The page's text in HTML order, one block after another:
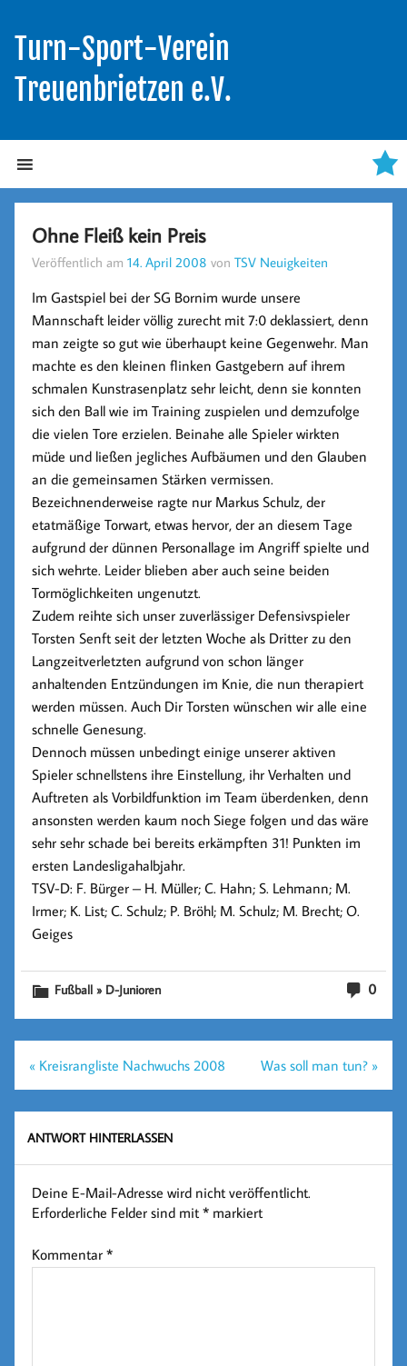
Turn-Sport-Verein
Treuenbrietzen e.V.
Ohne Fleiß kein Preis
Veröffentlich am14. April 2008 vonTSV Neuigkeiten
Im Gastspiel bei der SG Bornim wurde unsere
Mannschaft leider völlig zurecht mit 7:0 deklassiert, denn
man zeigte so gut wie überhaupt keine Gegenwehr. Man
machte es den kleinen flinken Gastgebern auf ihrem
schmalen Kunstrasenplatz sehr leicht, denn sie konnten
sich den Ball wie im Training zuspielen und demzufolge
die vielen Tore erzielen. Beinahe alle Spieler wirkten
müde und ließen jegliches Aufbäumen und den Glauben
an die gemeinsamen Stärken vermissen.
Bezeichnenderweise ragte nur Markus Schulz, der
etatmäßige Torwart, etwas hervor, der an diesem Tage
aufgrund der dünnen Personallage im Angriff spielte und
sich wehrte. Leider blieben aber auch seine beiden
Tormöglichkeiten ungenutzt.
Zudem reihte sich unser zuverlässiger Defensivspieler
Torsten Senft seit der letzten Woche als Dritter zu den
Langzeitverletzten aufgrund von schon länger
anhaltenden Entzündungen im Knie, die nun therapiert
werden müssen. Auch Dir Torsten wünschen wir alle eine
schnelle Genesung.
Dennoch müssen unbedingt einige unserer aktiven
Spieler schnellstens ihre Einstellung, ihr Verhalten und
Auftreten als Vorbildfunktion im Team überdenken, denn
ansonsten werden kaum noch Siege folgen und das wäre
sehr sehr schade bei bereits erkämpften 31! Punkten im
ersten Landesligahalbjahr.
TSV-D: F. Bürger – H. Müller; C. Hahn; S. Lehmann; M.
Irmer; K. List; C. Schulz; P. Bröhl; M. Schulz; M. Brecht; O.
Geiges
0
Fußball » D-Junioren
Beitragsnavigation
« Kreisrangliste Nachwuchs 2008 Was soll man tun? »
ANTWORT HINTERLASSEN
Deine E-Mail-Adresse wird nicht veröffentlicht.
Erforderliche Felder sind mit* markiert
Kommentar*